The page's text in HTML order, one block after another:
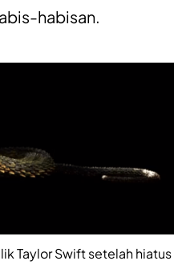
habisan.
Taylor Swift setelah hiatus